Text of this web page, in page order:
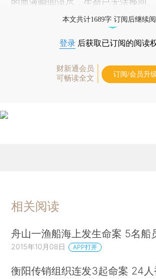
的血液瞬间流尽，生命已无法挽回。
本文共计1689字 订阅后继续
登录 后获取已订阅的阅读
财新通会员
可畅读全文
订阅/会员升
相关阅读
舟山一渔船海上发生命案 5名船
2015年10月08日 APP打开
衡阳传销组织连发3起命案 24人